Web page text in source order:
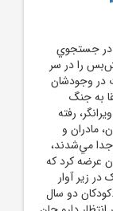
در جستجوي
را در سر
در وجودشان
به جنگ
رفته
مادران و
مي‌شدند،
عرضه کرد که
زير آوار
دو سال